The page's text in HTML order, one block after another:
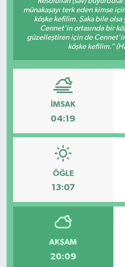
münakaşayı terk eden kimse
köşke kefilim. Şaka bile
Cennet’in ortasında bir
güzelleştiren için de
köşke kefilim.”
İMSAK
04:19
ÖĞLE
13:07
AKŞAM
20:09
DÜNYA
Dursunbey
Edremit
EĞİTİM
EKONOMİ
Gömeç
Havran
İvrindi